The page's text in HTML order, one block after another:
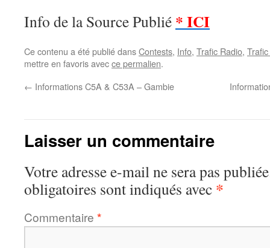
Info de la Source Publié * ICI
Ce contenu a été publié dansContests, Info, Trafic Radio,
mettre en favoris avecce permalien.
← Informations C5A & C53A – Gambie
Laisser un commentaire
Votre adresse e-mail ne sera pas
obligatoires sont indiqués avec *
Commentaire *